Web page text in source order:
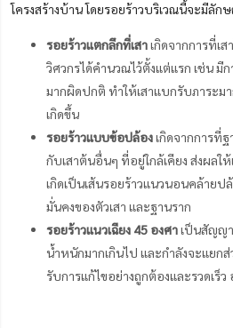
โครงสร้างบ้าน โดยรอยร้าวบริเวณนี้จะมีลั
รอยร้าวแตกลึกที่เสาเกิดจากการที่เ
วิศวกรได้คำนวณไว้ตั้งแต่แรก เช่น มี
มากผิดปกติ ทำให้เสาแบกรับภาระม
เกิดขึ้น
รอยร้าวแบบข้อปล้องเกิดจากการที่
กับเสาต้นอื่นๆ ที่อยู่ใกล้เคียง ส่งผลให้
เกิดเป็นเส้นรอยร้าวแนวนอนคล้ายป
มั่นคงของตัวเสา และฐานราก
รอยร้าวแนวเฉียง 45 องศาเป็นสัญญ
น้ำหนักมากเกินไป และกำลังจะแยก
รับการแก้ไขอย่างถูกต้องและรวดเร็ว